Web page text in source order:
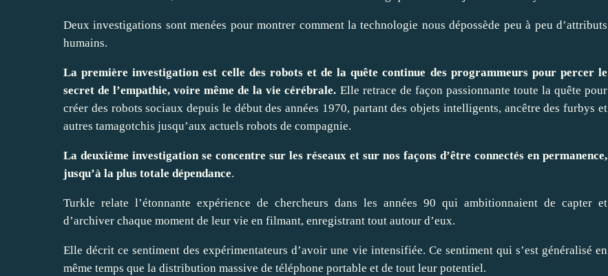
Deux investigations sont menées pour montrer comment la technologie nous dépossède peu à peu d’attributs
humains.
La première investigation est celle des robots et de la quête continue des programmeurs pour percer le
secret de l’empathie, voire même de la vie cérébrale. Elle retrace de façon passionnante toute la quête pour
créer des robots sociaux depuis le début des années 1970, partant des objets intelligents, ancêtre des furbys et
autres tamagotchis jusqu’aux actuels robots de compagnie.
La deuxième investigation se concentre sur les réseaux et sur nos façons d’être connectés en permanence,
jusqu’à la plus totale dépendance.
Turkle relate l’étonnante expérience de chercheurs dans les années 90 qui ambitionnaient de capter et
d’archiver chaque moment de leur vie en filmant, enregistrant tout autour d’eux.
Elle décrit ce sentiment des expérimentateurs d’avoir une vie intensifiée. Ce sentiment qui s’est généralisé en
même temps que la distribution massive de téléphone portable et de tout leur potentiel.